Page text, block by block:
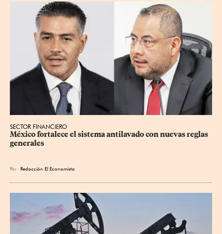
SECTOR FINANCIERO
México fortalece el sistema antilavado con nuevas reglas
generales
Por Redacción El Economista